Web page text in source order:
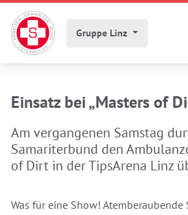
Gruppe Linz
Einsatz bei „Masters of
Am vergangenen Samstag
Samariterbund den
of Dirt in der TipsArena Linz
Was für eine Show!